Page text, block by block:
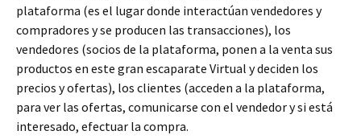
plataforma (es el lugar donde interactúan vendedores y
compradores y se producen las transacciones), los
vendedores (socios de la plataforma, ponen a la venta sus
productos en este gran escaparate Virtual y deciden los
precios y ofertas), los clientes (acceden a la plataforma,
para ver las ofertas, comunicarse con el vendedor y si está
interesado, efectuar la compra.